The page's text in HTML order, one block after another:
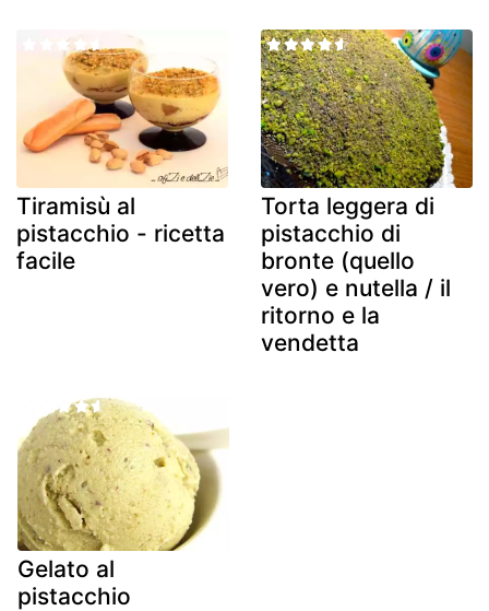
Tiramisù al
pistacchio - ricetta
facile
Torta leggera di
pistacchio di
bronte (quello
vero) e nutella / il
ritorno e la
vendetta
Gelato al
pistacchio